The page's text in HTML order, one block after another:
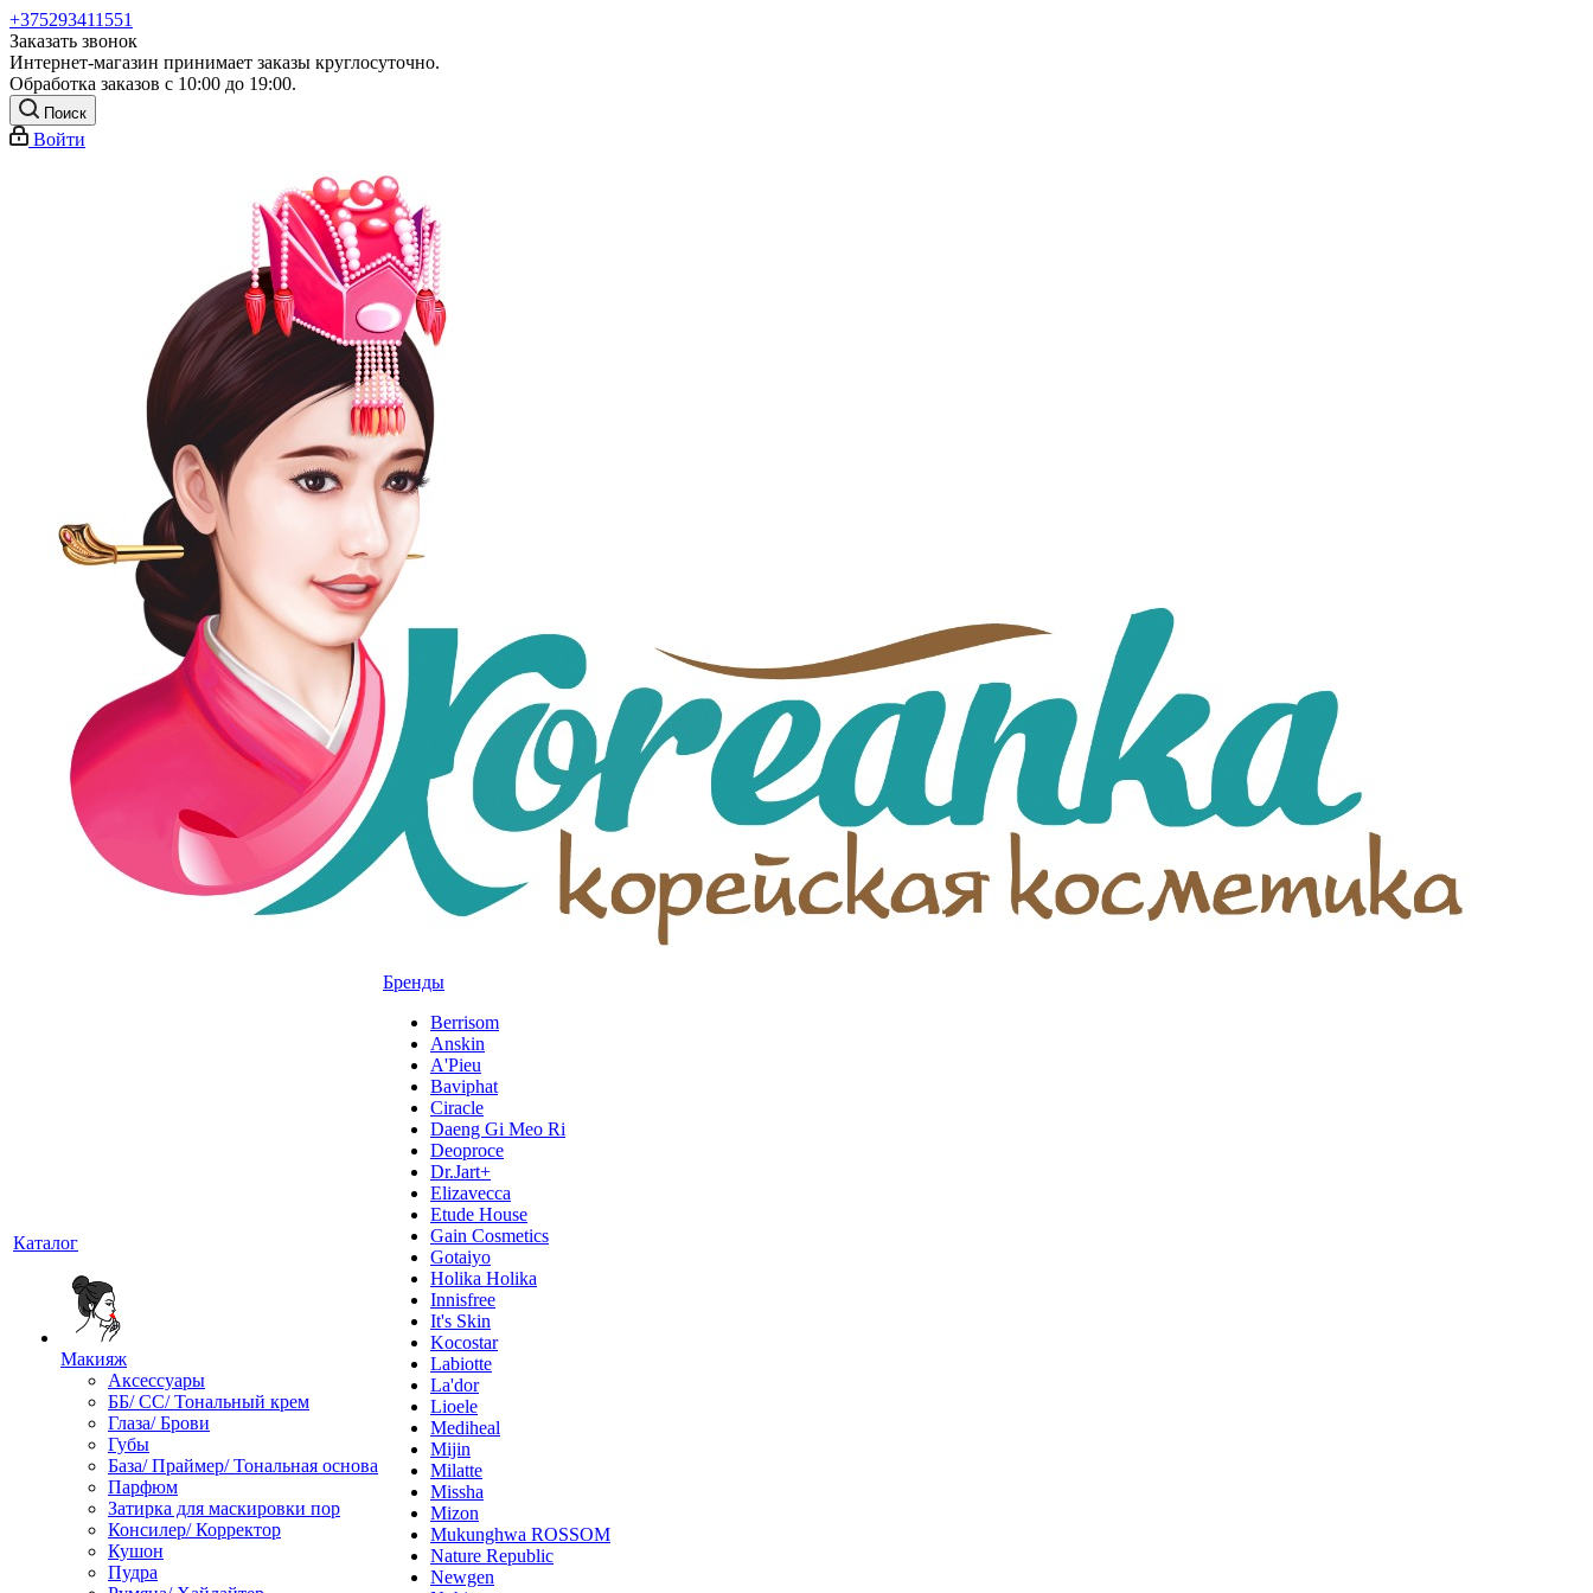
+375293411551
Заказать звонок
Интернет-магазин принимает заказы круглосуточно.
Обработка заказов с 10:00 до 19:00.
Поиск
Войти
Каталог
Макияж
Аксессуары
ББ/ СС/ Тональный крем
Глаза/ Брови
Губы
База/ Праймер/ Тональная основа
Парфюм
Затирка для маскировки пор
Консилер/ Корректор
Кушон
Пудра
Бренды
Berrisom
Anskin
A'Pieu
Baviphat
Ciracle
Daeng Gi Meo Ri
Deoproce
Dr.Jart+
Elizavecca
Etude House
Gain Cosmetics
Gotaiyo
Holika Holika
Innisfree
It's Skin
Kocostar
Labiotte
La'dor
Lioele
Mediheal
Mijin
Milatte
Missha
Mizon
Mukunghwa ROSSOM
Nature Republic
Newgen